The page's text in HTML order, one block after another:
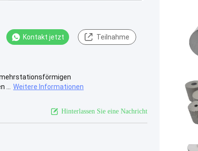
Kontakt jetzt Teilnahme
Weitere Informationen
Hinterlassen Sie eine Nachricht